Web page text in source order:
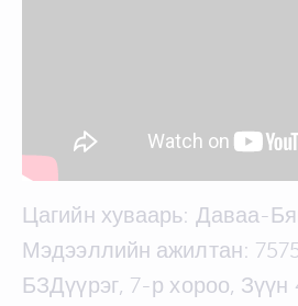
Цагийн хуваарь: Даваа-
Мэдээллийн ажилтан:
БЗДүүрэг, 7-р хороо,